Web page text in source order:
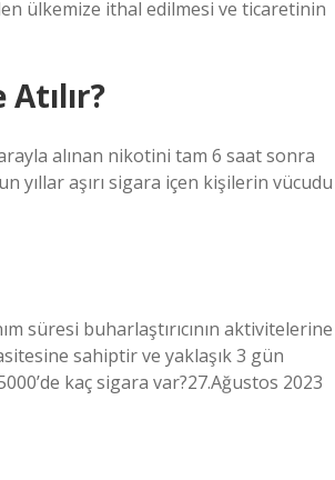
ülkemize ithal edilmesi ve ticaretinin
alınan nikotini tam 6 saat sonra
yıllar aşırı sigara içen kişilerin vücudu
süresi buharlaştırıcının aktivitelerine
sahiptir ve yaklaşık 3 gün
kaç sigara var?27.Ağustos 2023